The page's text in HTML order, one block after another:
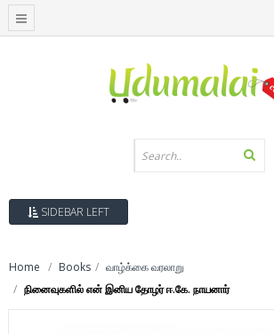
SIDEBAR LEFT
Home Books
வாழ்க்கை வரலாறு
நினைவுகளில் என் இனிய தோழர் ஈ.கே. நாயனார்